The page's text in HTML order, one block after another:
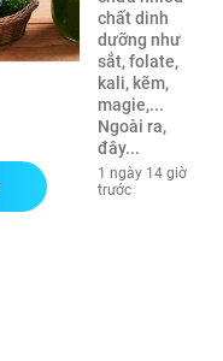
chất dinh
dưỡng như
sắt, folate,
kali, kẽm,
magie,...
Ngoài ra,
đây...
1 ngày 14 giờ
trước